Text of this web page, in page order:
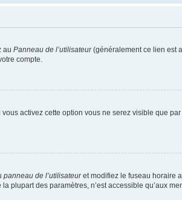
au Panneau de l’utilisateur(généralement ce lien est
compte.
vous activez cette option vous ne serez visible que
panneau de l’utilisateuret modifiez le fuseau horaire
plupart des paramètres, n’est accessible qu’aux